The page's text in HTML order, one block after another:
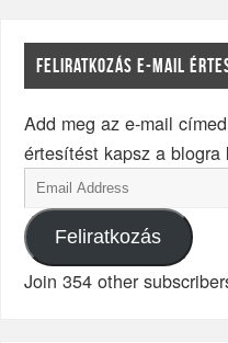
FELIRATKOZÁS E-MAIL
Add meg az e-mail
értesítést kapsz a blogra
Feliratkozás
Join 354 other